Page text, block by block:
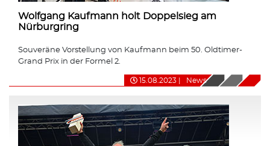
Wolfgang Kaufmann holt Doppelsieg am
Nürburgring
Souveräne Vorstellung von Kaufmann beim 50. Oldtimer-
Grand Prix in der Formel 2.
15.08.2023 News